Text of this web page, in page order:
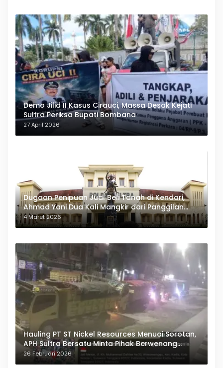
Demo Jilid II Kasus Cirauci, Massa Desak Kejati
Sultra Periksa Bupati Bombana
27 April 2026
Dugaan Penipuan Jual Beli Tanah di Kendari,
Ahmad Yani Dua Kali Mangkir dari Panggilan
Polda Sultra
4 Maret 2026
Hauling PT ST Nickel Resources Menuai Sorotan,
APH Sultra Bersatu Minta Pihak Berwenang
Bertindak
26 Februari 2026